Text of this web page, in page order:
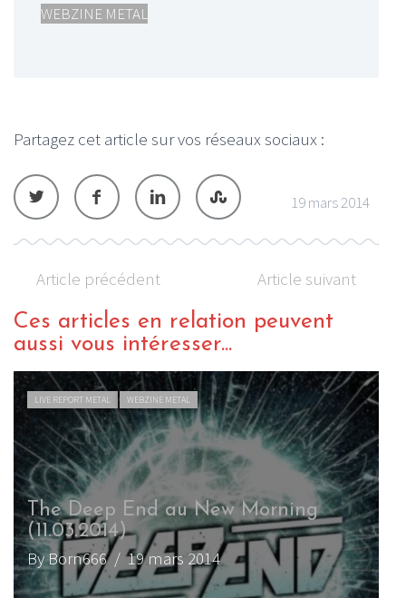
WEBZINE METAL
Partagez cet article sur vos réseaux sociaux :
19 mars 2014
Article précédent Article suivant
Ces articles en relation peuvent
aussi vous intéresser...
LIVE REPORT METAL WEBZINE METAL
The Deep End au New Morning
(11.03.2014)
By Born666/ 19 mars 2014